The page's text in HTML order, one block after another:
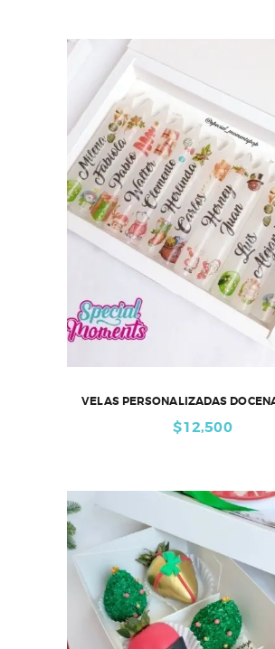
VELAS PERSONALIZADAS
$12,500